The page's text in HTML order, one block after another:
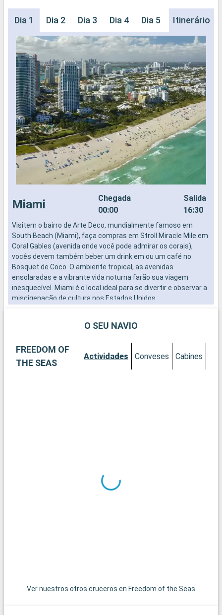
Dia 1 Dia 2 Dia 3 Dia 4 Dia 5 Dia 6
Itinerário
Miami
Chegada
00:00
Salida
16:30
Visitem o bairro de Arte Deco, mundialmente famoso em
South Beach (Miami), faça compras em Stroll Miracle Mile em
Coral Gables (avenida onde você pode admirar os corais),
vocês devem também beber um drink em ou um café no
Bosquet de Coco. O ambiente tropical, as avenidas
ensolaradas e a vibrante vida noturna farão sua viagem
inesquecível. Miami é o local ideal para se divertir e observar a
miscigenação de cultura nos Estados Unidos.
O SEU NAVIO
FREEDOM OF
THE SEAS
Actividades Conveses Cabines
Ver nuestros otros cruceros en Freedom of the Seas